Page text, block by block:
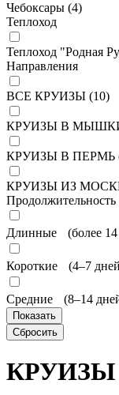
Чебоксары (4)
Теплоход
Теплоход "Родная
Направления
ВСЕ КРУИЗЫ (10)
КРУИЗЫ В
КРУИЗЫ В ПЕРМЬ
КРУИЗЫ ИЗ
Продолжительность
Длинные (более 14
Короткие (4–7
Средние (8–14